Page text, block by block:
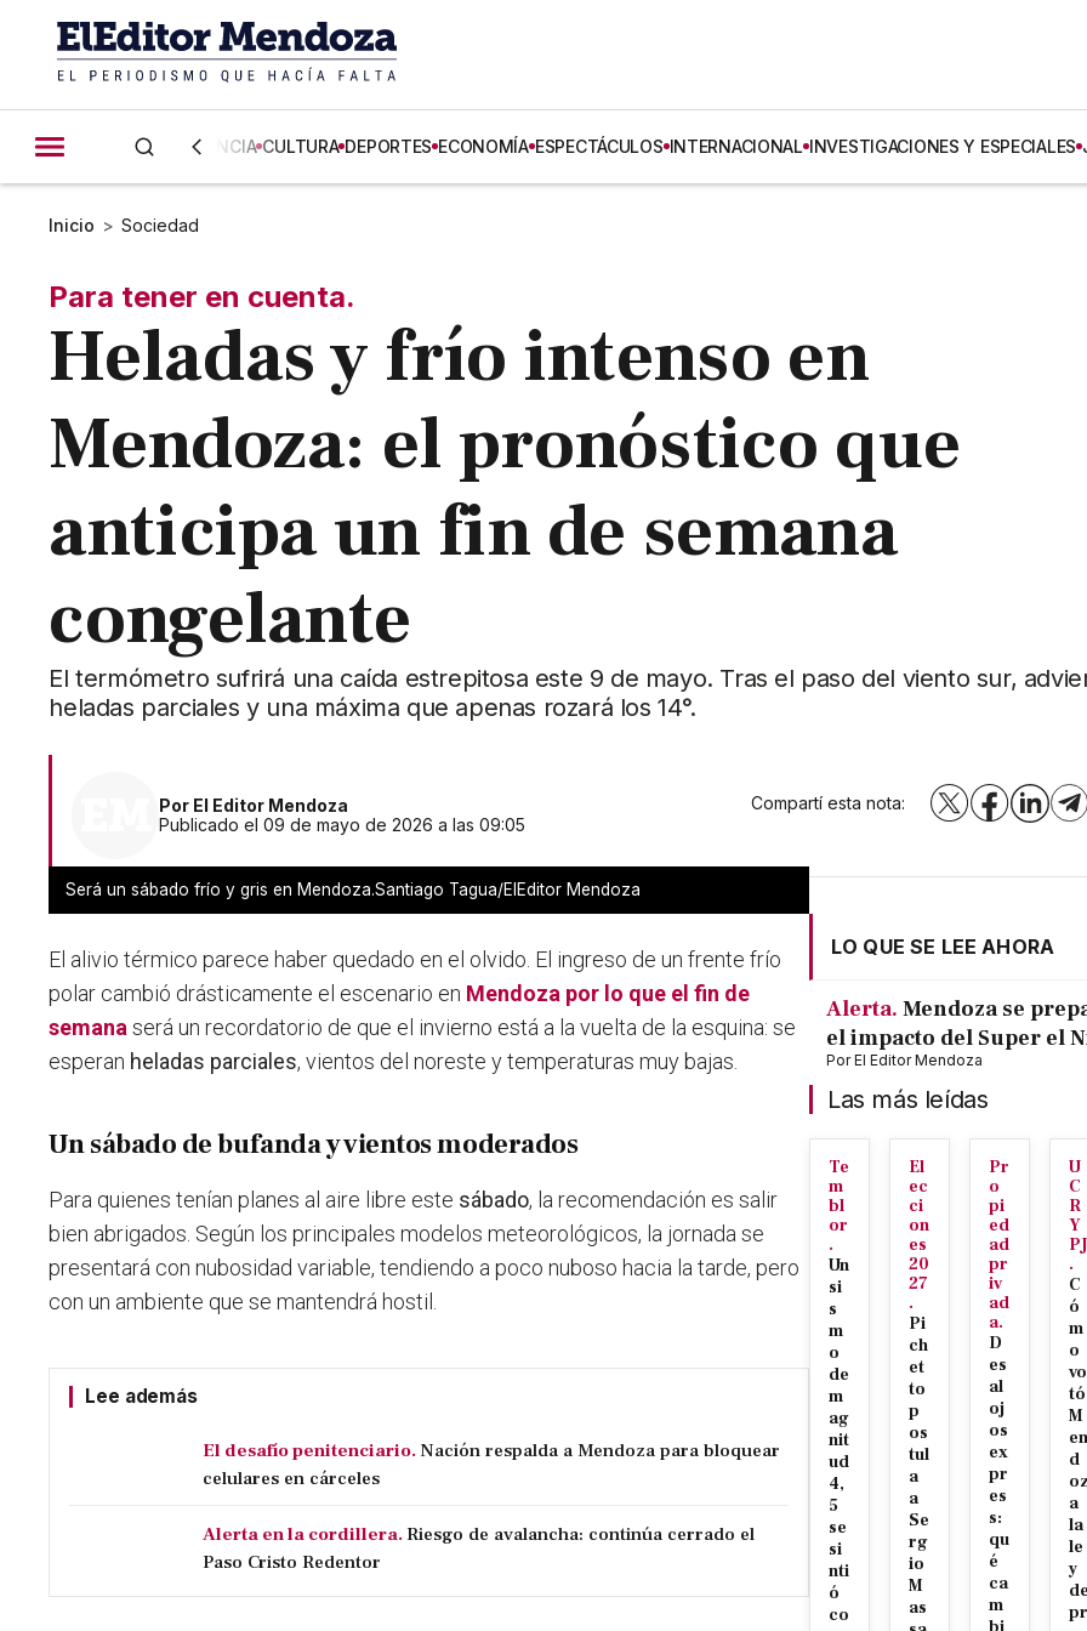
CIENCIA CULTURA DEPORTES ECONOMÍA ESPECTÁCULOS INTERNACIONAL INVESTIGACIONES Y ESPECIALES
Inicio > Sociedad
Para tener en cuenta.
Heladas y frío intenso en
Mendoza: el pronóstico que
anticipa un fin de semana
congelante
El termómetro sufrirá una caída estrepitosa este 9 de mayo. Tras el paso del viento sur,
heladas parciales y una máxima que apenas rozará los 14°.
Por El Editor Mendoza
Publicado el 09 de mayo de 2026 a las 09:05
Compartí esta nota: X Facebook
Será un sábado frío y gris en Mendoza.Santiago Tagua/ElEditor Mendoza
El alivio térmico parece haber quedado en el olvido. El ingreso de un frente frío
polar cambió drásticamente el escenario en Mendoza por lo que el fin de
semana será un recordatorio de que el invierno está a la vuelta de la esquina: se
esperan heladas parciales, vientos del noreste y temperaturas muy bajas.
Un sábado de bufanda y vientos moderados
Para quienes tenían planes al aire libre este sábado, la recomendación es salir
bien abrigados. Según los principales modelos meteorológicos, la jornada se
presentará con nubosidad variable, tendiendo a poco nuboso hacia la tarde, pero
con un ambiente que se mantendrá hostil.
Lee además
El desafío penitenciario. Nación respalda a Mendoza para bloquear
celulares en cárceles
Alerta en la cordillera. Riesgo de avalancha: continúa cerrado el
Paso Cristo Redentor
LO QUE SE LEE AHORA
Alerta. Mendoza se
el impacto del Super el
PorEl Editor Mendoza
Las más leídas
Te
m
bl
or
.
Un
si
s
m
o
de
m
ag
nit
ud
4,
5
se
si
nti
ó
co
El
ec
ci
on
es
20
27
.
Pi
ch
et
to
p
os
tul
a
a
Se
rg
io
M
as
Pr
o
pi
ed
ad
pr
iv
ad
a.
D
es
al
oj
os
ex
pr
es
s:
qu
é
ca
m
U
C
R
Y
PJ
.
C
ó
m
o
vo
tó
M
en
d
a
la
le
y
pr